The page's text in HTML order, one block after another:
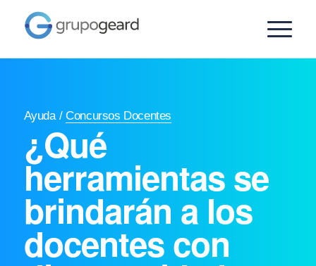
Ayuda / Concursos Docentes
¿Qué
herramientas se
brindarán a los
docentes con